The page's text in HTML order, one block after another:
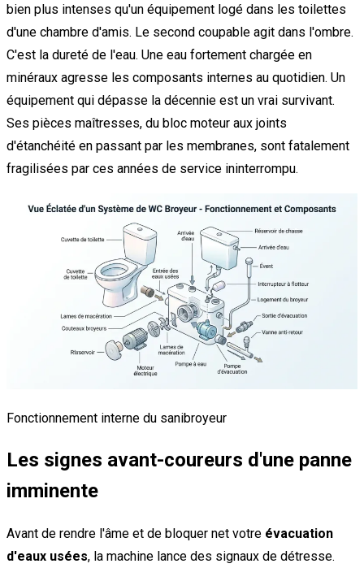
bien plus intenses qu'un équipement logé dans les toilettes
d'une chambre d'amis. Le second coupable agit dans l'ombre.
C'est la dureté de l'eau. Une eau fortement chargée en
minéraux agresse les composants internes au quotidien. Un
équipement qui dépasse la décennie est un vrai survivant.
Ses pièces maîtresses, du bloc moteur aux joints
d'étanchéité en passant par les membranes, sont fatalement
fragilisées par ces années de service ininterrompu.
Fonctionnement interne du sanibroyeur
Les signes avant-coureurs d'une panne
imminente
Avant de rendre l'âme et de bloquer net votre évacuation
d'eaux usées, la machine lance des signaux de détresse.